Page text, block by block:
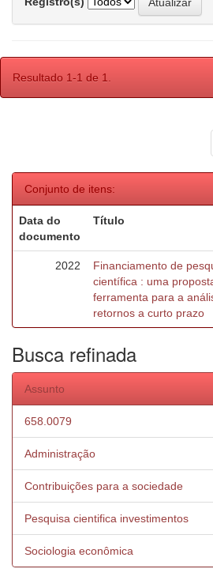
Resultado 1-1 de 1.
Conjunto de itens:
Data do
documento
Título
2022
Financiamento de
científica : uma
ferramenta para a
retornos a curto prazo
Busca refinada
Assunto
658.0079
Administração
Contribuições para a sociedade
Pesquisa cientifica investimentos
Sociologia econômica